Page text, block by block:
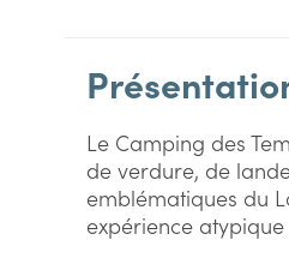
Le Camping des
de verdure, de
emblématiques du
expérience